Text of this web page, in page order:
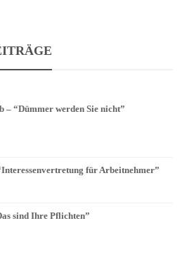
– “Dümmer werden Sie nicht”
für Arbeitnehmer”
sind Ihre Pflichten”